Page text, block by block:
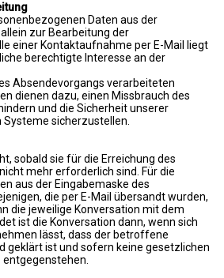
Daten aus der
zur Bearbeitung der
einer Kontaktaufnahme per E-Mail liegt
berechtigte Interesse an der
Absendevorgangs verarbeiteten
dienen dazu, einen Missbrauch des
und die Sicherheit unserer
sicherzustellen.
sobald sie für die Erreichung des
mehr erforderlich sind. Für die
aus der Eingabemaske des
die per E-Mail übersandt wurden,
die jeweilige Konversation mit dem
ist die Konversation dann, wenn sich
lässt, dass der betroffene
geklärt ist und sofern keine gesetzlichen